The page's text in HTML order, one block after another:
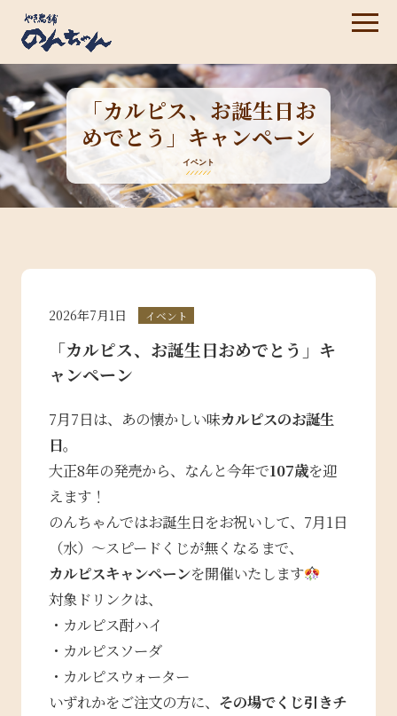
「カルピス、お誕生日お
めでとう」キャンペーン
イベント
2026年7月1日 イベント
「カルピス、お誕生日おめでとう」キ
ャンペーン
7月7日は、あの懐かしい味――カルピスのお誕生
日。
大正8年の発売から、なんと今年で107歳を迎
えます！
のんちゃんではお誕生日をお祝いして、7月1日
（水）～スピードくじが無くなるまで、
カルピスキャンペーンを開催いたします
対象ドリンクは、
・カルピス酎ハイ
・カルピスソーダ
・カルピスウォーター
いずれかをご注文の方に、 その場でくじ引きチ